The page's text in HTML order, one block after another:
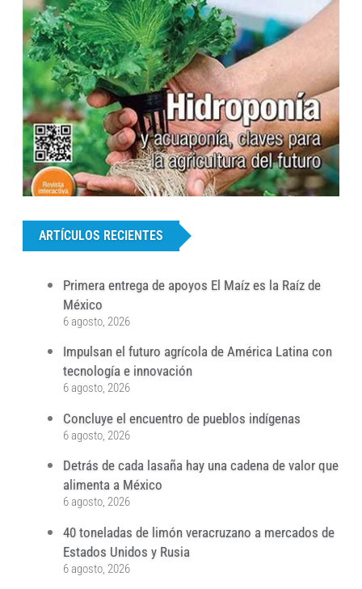
ARTÍCULOS RECIENTES
Primera entrega de apoyos El Maíz es la Raíz de
México
6 agosto, 2026
Impulsan el futuro agrícola de América Latina con
tecnología e innovación
6 agosto, 2026
Concluye el encuentro de pueblos indígenas
6 agosto, 2026
Detrás de cada lasaña hay una cadena de valor que
alimenta a México
6 agosto, 2026
40 toneladas de limón veracruzano a mercados de
Estados Unidos y Rusia
6 agosto, 2026